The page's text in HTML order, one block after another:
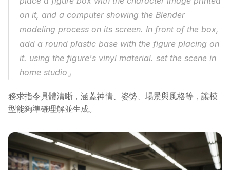
on it, and a computer showing the Blender
modeling process on its screen. In front of the box,
add a round plastic base with the figure placing on
it. using the figure's vinyl material. set the scene in
home studio」
務求指令具體清晰，涵蓋神情、姿勢、場景與風格等，讓模
型能夠準確理解並生成。
AI 應用主題班系列
DotAI 課程時間表
AI 活動
AI 攻略及資訊
AI 企業培訓
學校 AI 培訓